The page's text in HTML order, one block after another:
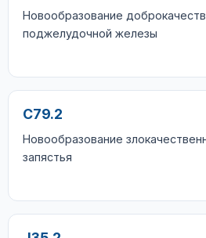
Новообразование
поджелудочной железы
C79.2
Новообразование
запястья